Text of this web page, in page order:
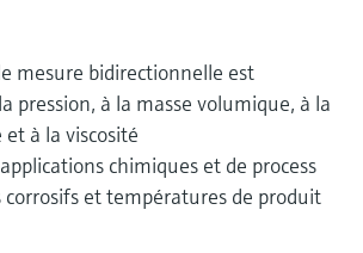
mesure bidirectionnelle est
pression, à la masse volumique, à la
à la viscosité
chimiques et de process
corrosifs et températures de produit